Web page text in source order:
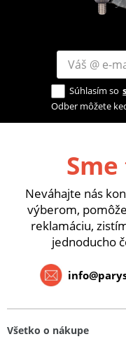
Súhlasím so
Odber môžete
Neváhajte nás
výberom,
reklamáciu,
jednoducho
Všetko o nákupe